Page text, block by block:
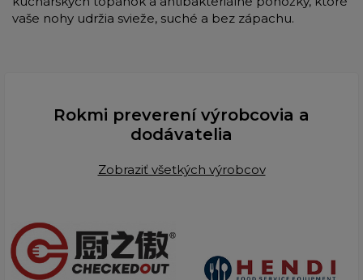
vaše nohy udržia svieže, suché a bez zápachu.
Rokmi preverení výrobcovia a
dodávatelia
Zobraziť všetkých výrobcov